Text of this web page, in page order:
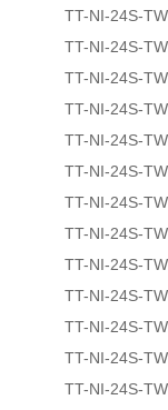
TT-NI-24S-
TT-NI-24S-
TT-NI-24S-
TT-NI-24S-
TT-NI-24S-
TT-NI-24S-
TT-NI-24S-
TT-NI-24S-
TT-NI-24S-
TT-NI-24S-
TT-NI-24S-
TT-NI-24S-
TT-NI-24S-